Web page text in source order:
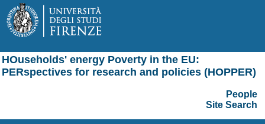
HOuseholds' energy Poverty in the EU:
PERspectives for research and policies (HOPPER)
People
Site Search